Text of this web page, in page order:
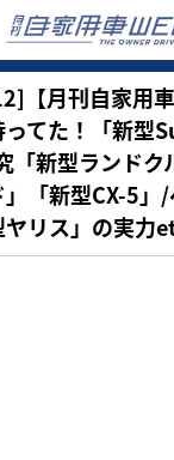
【月刊自家用
てた！「新型
「新型ランドク
「新型CX-5」
リス」の実力